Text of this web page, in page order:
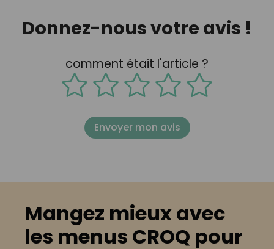
Donnez-nous votre avis !
comment était l'article ?
Envoyer mon avis
Mangez mieux avec
les menus CROQ pour